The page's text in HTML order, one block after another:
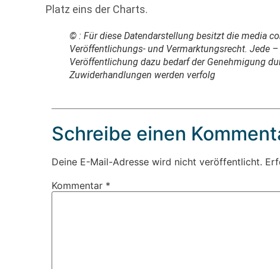
Platz eins der Charts.
© : Für diese Datendarstellung besitzt die media
Veröffentlichungs- und Vermarktungsrecht. Jede
Veröffentlichung dazu bedarf der Genehmigung
Zuwiderhandlungen werden verfolg
Schreibe einen
Deine E-Mail-Adresse wird nicht veröffentlicht.
Kommentar *